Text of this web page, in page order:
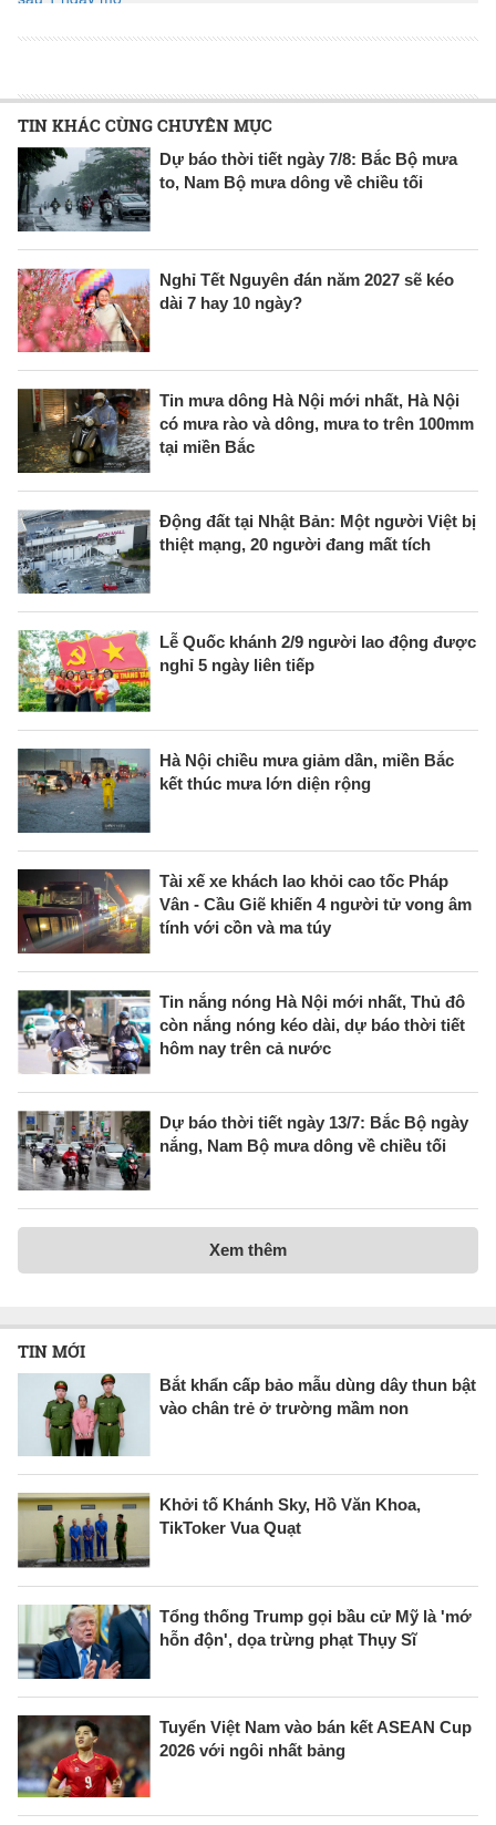
TIN KHÁC CÙNG CHUYÊN MỤC
Dự báo thời tiết ngày 7/8: Bắc Bộ mưa
to, Nam Bộ mưa dông về chiều tối
Nghỉ Tết Nguyên đán năm 2027 sẽ kéo
dài 7 hay 10 ngày?
Tin mưa dông Hà Nội mới nhất, Hà Nội
có mưa rào và dông, mưa to trên 100mm
tại miền Bắc
Động đất tại Nhật Bản: Một người Việt bị
thiệt mạng, 20 người đang mất tích
Lễ Quốc khánh 2/9 người lao động được
nghỉ 5 ngày liên tiếp
Hà Nội chiều mưa giảm dần, miền Bắc
kết thúc mưa lớn diện rộng
Tài xế xe khách lao khỏi cao tốc Pháp
Vân - Cầu Giẽ khiến 4 người tử vong âm
tính với cồn và ma túy
Tin nắng nóng Hà Nội mới nhất, Thủ đô
còn nắng nóng kéo dài, dự báo thời tiết
hôm nay trên cả nước
Dự báo thời tiết ngày 13/7: Bắc Bộ ngày
nắng, Nam Bộ mưa dông về chiều tối
Xem thêm
TIN MỚI
Bắt khẩn cấp bảo mẫu dùng dây thun bật
vào chân trẻ ở trường mầm non
Khởi tố Khánh Sky, Hồ Văn Khoa,
TikToker Vua Quạt
Tổng thống Trump gọi bầu cử Mỹ là 'mớ
hỗn độn', dọa trừng phạt Thụy Sĩ
Tuyển Việt Nam vào bán kết ASEAN Cup
2026 với ngôi nhất bảng